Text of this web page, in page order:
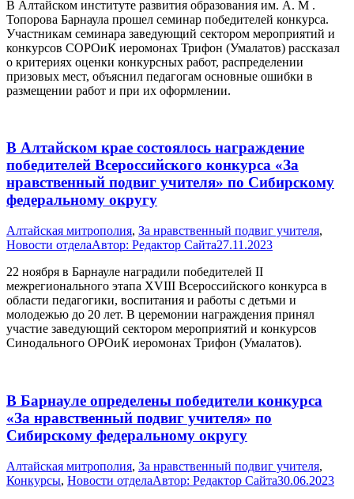
В Алтайском институте развития образования им. А. М .
Топорова Барнаула прошел семинар победителей конкурса.
Участникам семинара заведующий сектором мероприятий и
конкурсов СОРОиК иеромонах Трифон (Умалатов) рассказал
о критериях оценки конкурсных работ, распределении
призовых мест, объяснил педагогам основные ошибки в
размещении работ и при их оформлении.
В Алтайском крае состоялось награждение
победителей Всероссийского конкурса «За
нравственный подвиг учителя» по Сибирскому
федеральному округу
Алтайская митрополия, За нравственный подвиг учителя,
Новости отделаАвтор: Редактор Сайта27.11.2023
22 ноября в Барнауле наградили победителей II
межрегионального этапа XVIII Всероссийского конкурса в
области педагогики, воспитания и работы с детьми и
молодежью до 20 лет. В церемонии награждения принял
участие заведующий сектором мероприятий и конкурсов
Синодального ОРОиК иеромонах Трифон (Умалатов).
В Барнауле определены победители конкурса
«За нравственный подвиг учителя» по
Сибирскому федеральному округу
Алтайская митрополия, За нравственный подвиг учителя,
Конкурсы, Новости отделаАвтор: Редактор Сайта30.06.2023